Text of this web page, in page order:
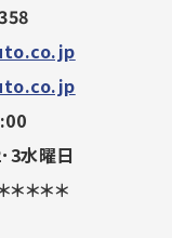
3水曜日
＊＊＊＊